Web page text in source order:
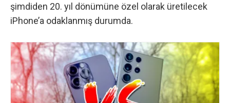
şimdiden 20. yıl dönümüne özel olarak üretilecek
iPhone’a odaklanmış durumda.